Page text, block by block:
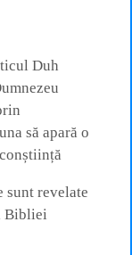
Duh
să apară o
sunt revelate
Bibliei